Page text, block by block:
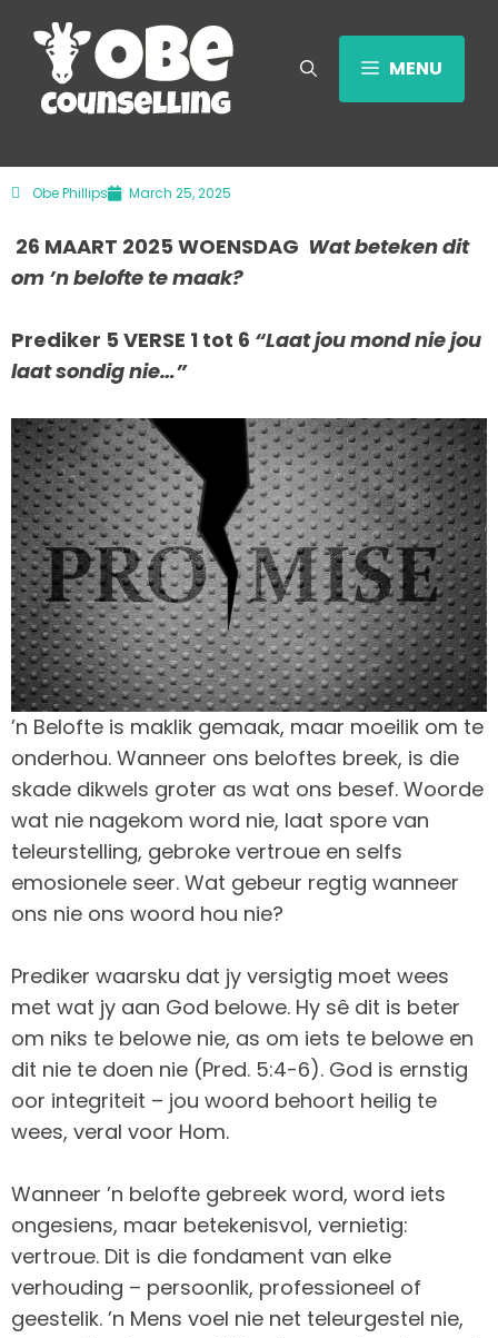
MENU
Obe Phillips March 25, 2025
26 MAART 2025 WOENSDAG Wat beteken dit
om ’n belofte te maak?
Prediker 5 VERSE 1 tot 6 “Laat jou mond nie jou
laat sondig nie…”
’n Belofte is maklik gemaak, maar moeilik om te
onderhou. Wanneer ons beloftes breek, is die
skade dikwels groter as wat ons besef. Woorde
wat nie nagekom word nie, laat spore van
teleurstelling, gebroke vertroue en selfs
emosionele seer. Wat gebeur regtig wanneer
ons nie ons woord hou nie?
Prediker waarsku dat jy versigtig moet wees
met wat jy aan God belowe. Hy sê dit is beter
om niks te belowe nie, as om iets te belowe en
dit nie te doen nie (Pred. 5:4-6). God is ernstig
oor integriteit – jou woord behoort heilig te
wees, veral voor Hom.
Wanneer ’n belofte gebreek word, word iets
ongesiens, maar betekenisvol, vernietig:
vertroue. Dit is die fondament van elke
verhouding – persoonlik, professioneel of
geestelik. ’n Mens voel nie net teleurgestel nie,